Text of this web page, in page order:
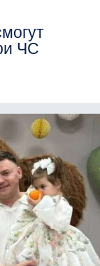
ЧС